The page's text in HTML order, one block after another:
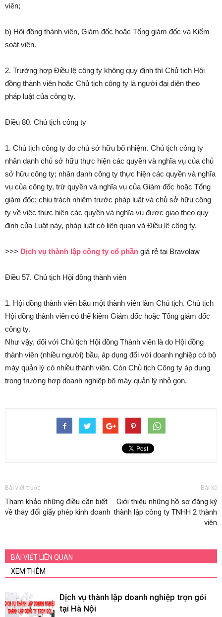
viên;
b) Hội đồng thành viên, Giám đốc hoặc Tổng giám đốc và Kiểm
soát viên.
2. Trường hợp Điều lệ công ty không quy định thì Chủ tịch Hội
đồng thành viên hoặc Chủ tịch công ty là người đại diện theo
pháp luật của công ty.
Điều 80. Chủ tịch công ty
1. Chủ tịch công ty do chủ sở hữu bổ nhiệm. Chủ tịch công ty
nhân danh chủ sở hữu thực hiện các quyền và nghĩa vụ của chủ
sở hữu công ty; nhân danh công ty thực hiện các quyền và nghĩa
vụ của công ty, trừ quyền và nghĩa vụ của Giám đốc hoặc Tổng
giám đốc; chịu trách nhiệm trước pháp luật và chủ sở hữu công
ty về việc thực hiện các quyền và nghĩa vụ được giao theo quy
định của Luật này, pháp luật có liên quan và Điều lệ công ty.
>>> Dịch vụ thành lập công ty cổ phần giá rẻ tại Bravolaw
Điều 57. Chủ tịch Hội đồng thành viên
1. Hội đồng thành viên bầu một thành viên làm Chủ tịch. Chủ tịch
Hội đồng thành viên có thể kiêm Giám đốc hoặc Tổng giám đốc
công ty.
Như vậy, đối với Chủ tịch Hội đồng Thành viên là do Hội đồng
thành viên (nhiều người) bầu, áp dụng đối với doanh nghiệp có bộ
máy quản lý có nhiều thành viên. Còn Chủ tịch Công ty áp dụng
trong trường hợp doanh nghiệp bộ máy quản lý nhỏ gọn.
Bài viết trước
Tham khảo những điều cần biết
về thay đổi giấy phép kinh doanh
Bài kế
Giới thiệu những hồ sơ đăng ký
thành lập công ty TNHH 2 thành
viên
BÀI VIẾT LIÊN QUAN
XEM THÊM
Dịch vụ thành lập doanh nghiệp trọn gói
tại Hà Nội